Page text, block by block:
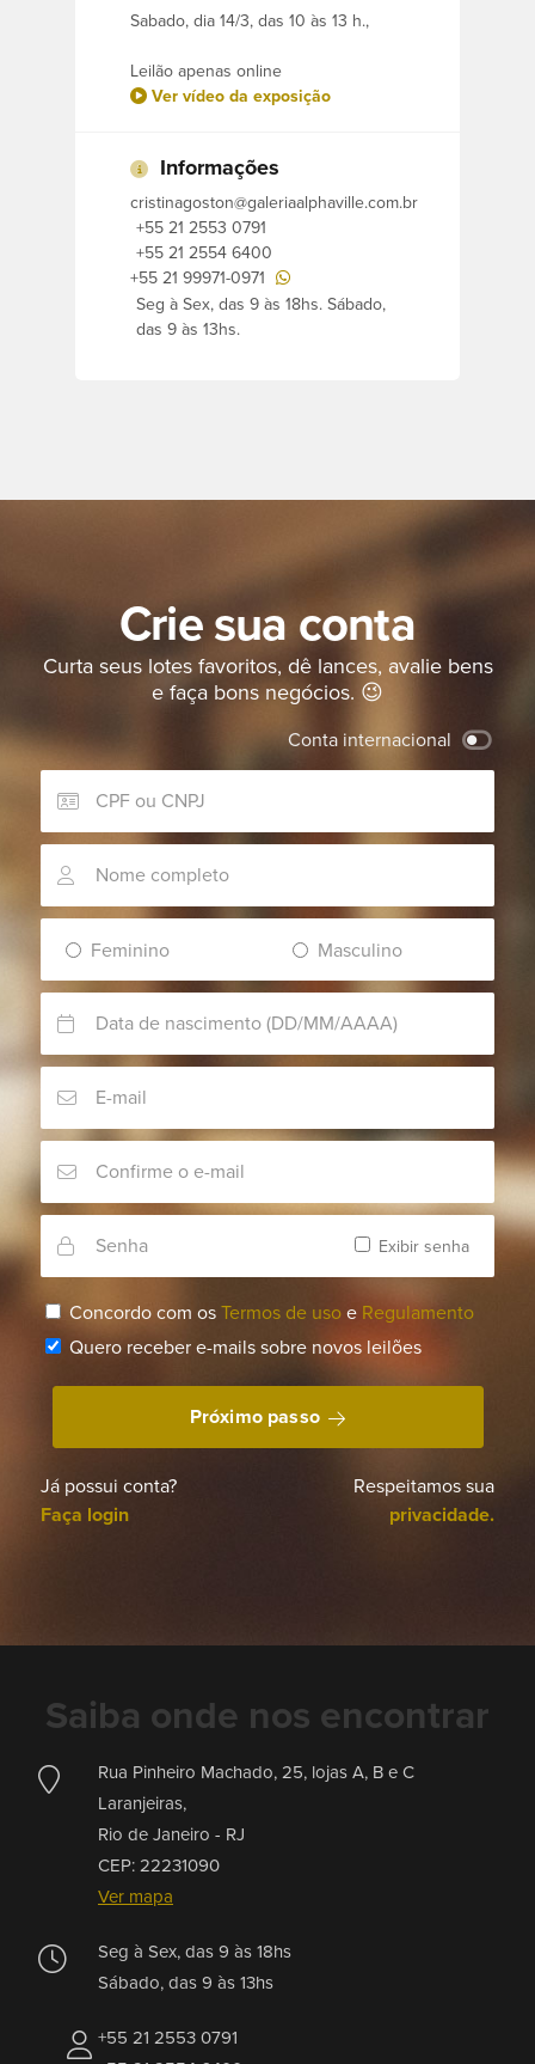
Prataria, móveis de estilo e design dos
anos 60, relógios de parede, esculturas,
aparelhos de jantar, serviço de copos de
opalinas, jóias, esculturas, arte moderna
e contemporânea e muito mais!
Sabado, dia 14/3, das 10 às 13 h.,
Leilão apenas online
Ver vídeo da exposição
Informações
cristinagoston@galeriaalphaville.com.br
+55 21 2553 0791
+55 21 2554 6400
+55 21 99971-0971
Seg à Sex, das 9 às 18hs. Sábado,
das 9 às 13hs.
Crie sua conta
Curta seus lotes favoritos, dê lances, avalie bens
e faça bons negócios. 😉
Conta internacional
Feminino Masculino
Exibir senha
Concordo com os Termos de uso e Regulamento
Quero receber e-mails sobre novos leilões
Próximo passo
Já possui conta?
Faça login
Respeitamos sua
privacidade.
Saiba onde nos encontrar
Rua Pinheiro Machado, 25, lojas A, B e C
Laranjeiras,
Rio de Janeiro - RJ
CEP: 22231090
Ver mapa
Seg à Sex, das 9 às 18hs
Sábado, das 9 às 13hs
+55 21 2553 0791